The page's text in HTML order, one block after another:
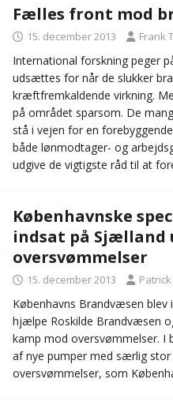
Ny treårig politiuddannelse skal ruste
Brandvæsenernes gennemsnitlige
Fælles front mod
15. december 2013 Frank
International forskning peger
udsættes for når de slukker
kræftfremkaldende virkning.
på området sparsom. De
stå i vejen for en
både lønmodtager- og
udgive de vigtigste råd til at
Københavnske
indsat på Sjælland
oversvømmelser
15. december 2013
Københavns Brandvæsen
hjælpe Roskilde Brandvæsen
kamp mod oversvømmelser.
af nye pumper med særlig
oversvømmelser, som